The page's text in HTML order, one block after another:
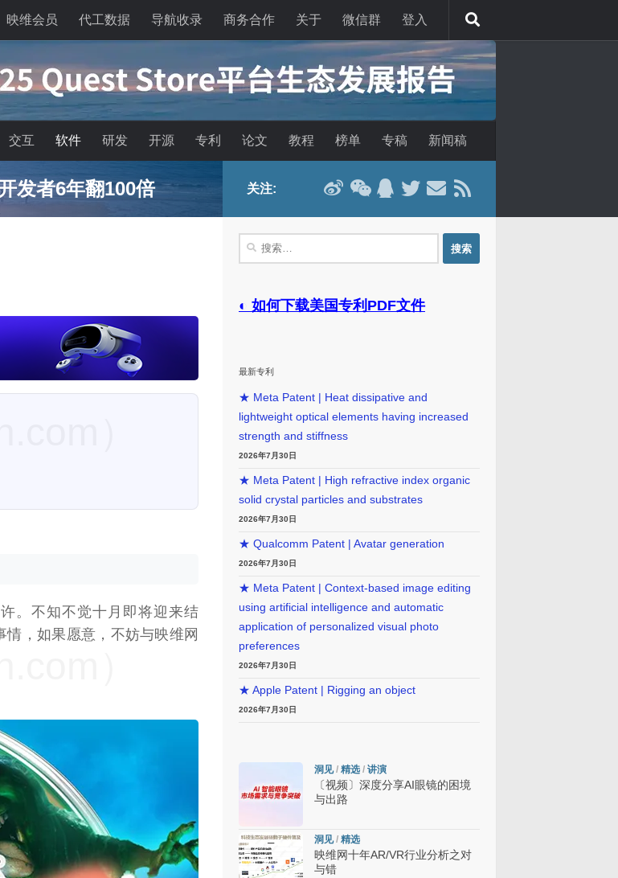
映维会员 代工数据 导航收录 商务合作 关于 微信群 登入
交互 软件 研发 开源 专利 论文 教程 榜单 专稿 新闻稿
发者6年翻100倍
。不知不觉十月即将迎来结
，如果愿意，不妨与映维网
）
）
关注:
搜
索：
◐ 如何下载美国专利PDF文件
最新专利
★ Meta Patent | Heat dissipative and
lightweight optical elements having increased
strength and stiffness
2026年7月30日
★ Meta Patent | High refractive index organic
solid crystal particles and substrates
2026年7月30日
★ Qualcomm Patent | Avatar generation
2026年7月30日
★ Meta Patent | Context-based image editing
using artificial intelligence and automatic
application of personalized visual photo
preferences
2026年7月30日
★ Apple Patent | Rigging an object
2026年7月30日
洞见/ 精选 / 讲演
〔视频〕深度分享AI眼镜的困境
与出路
洞见/ 精选
映维网十年AR/VR行业分析之对
与错